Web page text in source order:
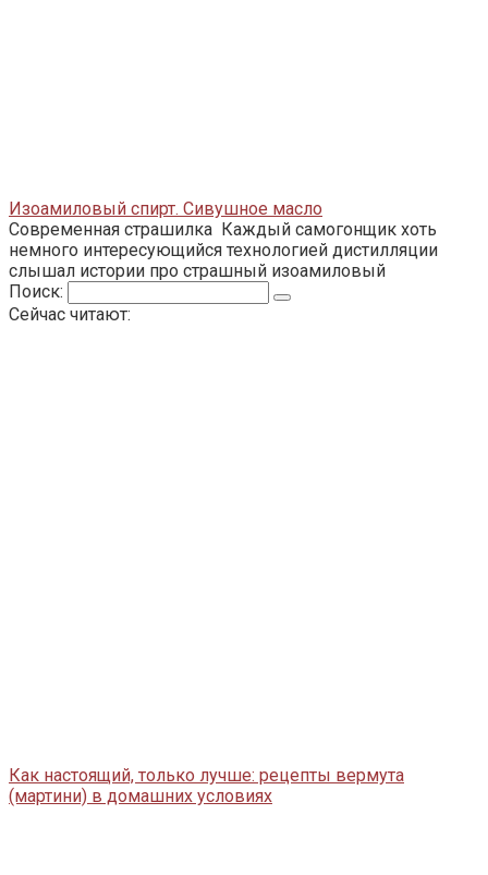
Изоамиловый спирт. Сивушное масло
Современная страшилка Каждый самогонщик хоть
немного интересующийся технологией дистилляции
слышал истории про страшный изоамиловый
Поиск:
Сейчас читают:
Как настоящий, только лучше: рецепты вермута
(мартини) в домашних условиях